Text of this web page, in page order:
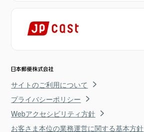
サイトのご利用について
プライバシーポリシー
Webアクセシビリティ方針
お客さま本位の業務運営に関する基本方針